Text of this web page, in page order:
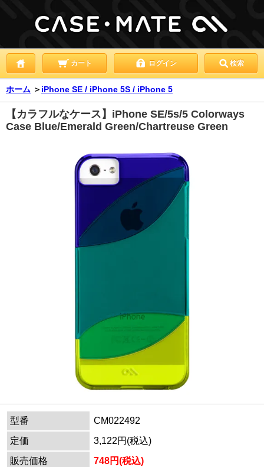
カート ログイン 検索
ホーム ＞ iPhone SE / iPhone 5S / iPhone 5
【カラフルなケース】iPhone SE/5s/5 Colorways
Case Blue/Emerald Green/Chartreuse Green
型番
CM022492
定価
3,122円(税込)
販売価格
748円(税込)